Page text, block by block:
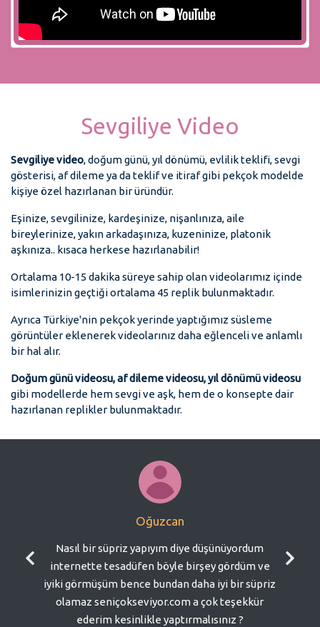
Sevgiliye Video
Sevgiliye video, doğum günü, yıl dönümü, evlilik teklifi, sevgi
gösterisi, af dileme ya da teklif ve itiraf gibi pekçok modelde
kişiye özel hazırlanan bir üründür.
Eşinize, sevgilinize, kardeşinize, nişanlınıza, aile
bireylerinize, yakın arkadaşınıza, kuzeninize, platonik
aşkınıza.. kısaca herkese hazırlanabilir!
Ortalama 10-15 dakika süreye sahip olan videolarımız içinde
isimlerinizin geçtiği ortalama 45 replik bulunmaktadır.
Ayrıca Türkiye'nin pekçok yerinde yaptığımız süsleme
görüntüler eklenerek videolarınız daha eğlenceli ve anlamlı
bir hal alır.
Doğum günü videosu, af dileme videosu, yıl dönümü videosu
gibi modellerde hem sevgi ve aşk, hem de o konsepte dair
hazırlanan replikler bulunmaktadır.
Oğuzcan
Nasıl bir süpriz yapıyım diye düşünüyordum
internette tesadüfen böyle birşey gördüm ve
iyiki görmüşüm bence bundan daha iyi bir süpriz
olamaz seniçokseviyor.com a çok teşekkür
ederim kesinlikle yaptırmalısınız ?